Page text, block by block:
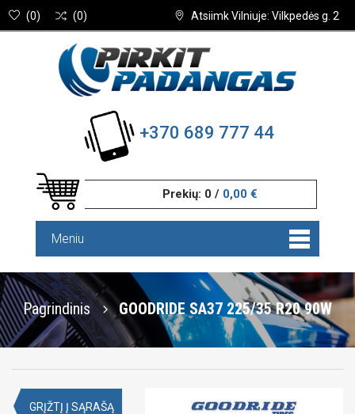
Atsiimk Vilniuje: Vilkpedės g. 2
(0) (0)
+370 689 777 44
Prekių: 0 / 0,00 €
Meniu
Pagrindinis GOODRIDE SA37 225/35 R20 90W
GRĮŽTĮ Į SĄRAŠĄ